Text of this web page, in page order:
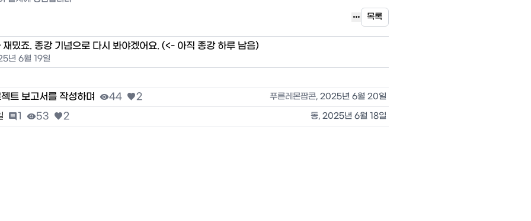
 목록
재밌죠. 종강 기념으로 다시 봐야겠어요. (<- 아직 종강 하루 남음)
년 6월 19일
트 보고서를 작성하며 44 2 푸른레몬팝콘, 2025년 6월 20일
1 53 2 동, 2025년 6월 18일